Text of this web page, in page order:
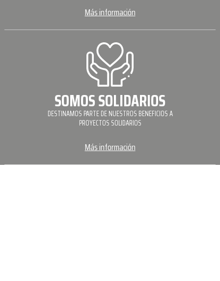
Más información
SOMOS SOLIDARIOS
DESTINAMOS PARTE DE NUESTROS BENEFICIOS A
PROYECTOS SOLIDARIOS
Más información